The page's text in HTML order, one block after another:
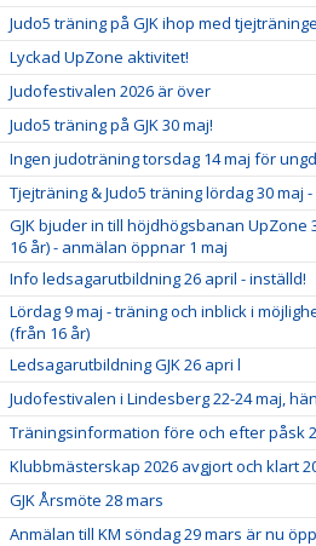
Judo5 träning på GJK ihop med
Lyckad UpZone aktivitet!
Judofestivalen 2026 är över
Judo5 träning på GJK 30 maj!
Ingen judoträning torsdag 14 maj för
Tjejträning & Judo5 träning lördag 30 maj
GJK bjuder in till höjdhögsbanan UpZone
16 år) - anmälan öppnar 1 maj
Info ledsagarutbildning 26 april - inställd!
Lördag 9 maj - träning och inblick i
(från 16 år)
Ledsagarutbildning GJK 26 apri l
Judofestivalen i Lindesberg 22-24 maj,
Träningsinformation före och efter påsk
Klubbmästerskap 2026 avgjort och klart
GJK Årsmöte 28 mars
Anmälan till KM söndag 29 mars är nu